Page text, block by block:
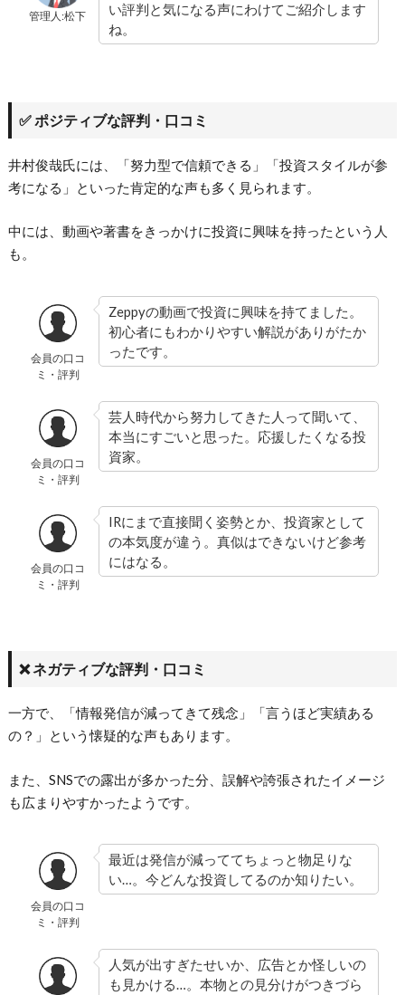
管理人:松下
い評判と気になる声にわけてご紹介します
ね。
✅ ポジティブな評判・口コミ
井村俊哉氏には、「努力型で信頼できる」「投資スタイルが参
考になる」といった肯定的な声も多く見られます。
中には、動画や著書をきっかけに投資に興味を持ったという人
も。
会員の口コ
ミ・評判
Zeppyの動画で投資に興味を持てました。
初心者にもわかりやすい解説がありがたか
ったです。
会員の口コ
ミ・評判
芸人時代から努力してきた人って聞いて、
本当にすごいと思った。応援したくなる投
資家。
会員の口コ
ミ・評判
IRにまで直接聞く姿勢とか、投資家として
の本気度が違う。真似はできないけど参考
にはなる。
❌ ネガティブな評判・口コミ
一方で、「情報発信が減ってきて残念」「言うほど実績ある
の？」という懐疑的な声もあります。
また、SNSでの露出が多かった分、誤解や誇張されたイメージ
も広まりやすかったようです。
会員の口コ
ミ・評判
最近は発信が減っててちょっと物足りな
い…。今どんな投資してるのか知りたい。
人気が出すぎたせいか、広告とか怪しいの
も見かける…。本物との見分けがつきづら